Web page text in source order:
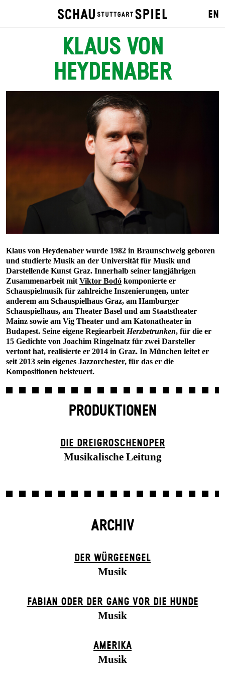
EN
KLAUS VON
HEYDENABER
Klaus von Heydenaber wurde 1982 in Braunschweig geboren
und studierte Musik an der Universität für Musik und
Darstellende Kunst Graz. Innerhalb seiner langjährigen
Zusammenarbeit mit Viktor Bodó komponierte er
Schauspielmusik für zahlreiche Inszenierungen, unter
anderem am Schauspielhaus Graz, am Hamburger
Schauspielhaus, am Theater Basel und am Staatstheater
Mainz sowie am Vig Theater und am Katonatheater in
Budapest. Seine eigene Regiearbeit Herzbetrunken, für die er
15 Gedichte von Joachim Ringelnatz für zwei Darsteller
vertont hat, realisierte er 2014 in Graz. In München leitet er
seit 2013 sein eigenes Jazzorchester, für das er die
Kompositionen beisteuert.
PRODUKTIONEN
DIE DREI­GROSCHEN­OPER
Musikalische Leitung
ARCHIV
DER WÜR­GE­ENG­EL
Musik
FABIAN ODER DER GANG VOR DIE HUNDE
Musik
AMERIKA
Musik